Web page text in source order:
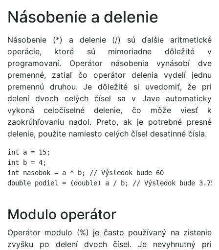
Násobenie a delenie
Násobenie (*) a delenie (/) sú ďalšie aritmetické
operácie, ktoré sú mimoriadne dôležité v
programovaní. Operátor násobenia vynásobí dve
premenné, zatiaľ čo operátor delenia vydelí jednu
premennú druhou. Je dôležité si uvedomiť, že pri
delení dvoch celých čísel sa v Jave automaticky
vykoná celočíselné delenie, čo môže viesť k
zaokrúhľovaniu nadol. Preto, ak je potrebné presné
delenie, použite namiesto celých čísel desatinné čísla.
int a = 15;
int b = 4;
int nasobok = a * b; // Výsledok bude 60
double podiel = (double) a / b; // Výsledok bude 3.75
Modulo operátor
Operátor modulo (%) je často používaný na zistenie
zvyšku po delení dvoch čísel. Je nevyhnutný pri